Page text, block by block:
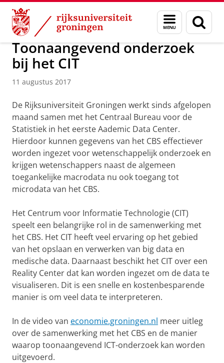
Skip
Content
Skip
Navigation
Menu
en
zoeken
Maatschappij/bedrijven Actueel
Toonaangevend onderzoek
bij het CIT
11 augustus 2017
De Rijksuniversiteit Groningen werkt sinds afgelopen
maand samen met het Centraal Bureau voor de
Statistiek in het eerste Aademic Data Center.
Hierdoor kunnen gegevens van het CBS effectiever
worden ingezet voor wetenschappelijk onderzoek en
krijgen wetenschappers naast de algemeen
toegankelijke macrodata nu ook toegang tot
microdata van het CBS.
Het Centrum voor Informatie Technologie (CIT)
speelt een belangrijke rol in de samenwerking met
het CBS. Het CIT heeft veel ervaring op het gebied
van het opslaan en verwerken van big data en
medische data. Daarnaast beschikt het CIT over een
Reality Center dat kan worden ingezet om de data te
visualiseren. Dit is een snelle en kostenbesparende
manier is om veel data te interpreteren.
In de video van economie.groningen.nl meer uitleg
over de samenwerking met het CBS en de manier
waarop toonaangevend ICT-onderzoek kan worden
uitgevoerd.